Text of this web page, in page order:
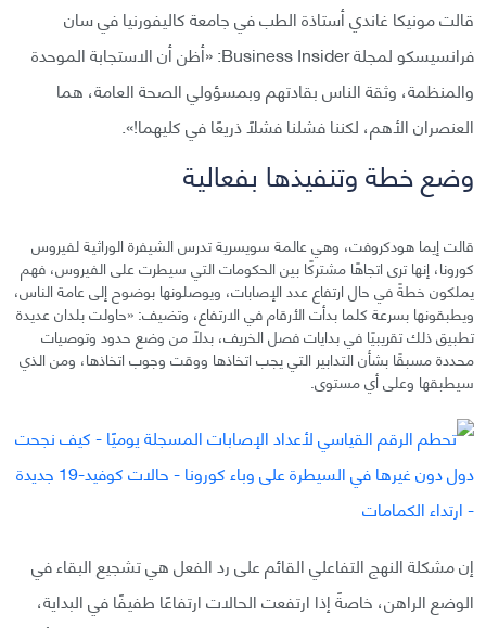
قالت مونيكا غاندي أستاذة الطب في جامعة كاليفورنيا في سان
فرانسيسكو لمجلة Business Insider: «أظن أن الاستجابة الموحدة
والمنظمة، وثقة الناس بقادتهم وبمسؤولي الصحة العامة، هما
العنصران الأهم، لكننا فشلنا فشلًا ذريعًا في كليهما!».
وضع خطة وتنفيذها بفعالية
قالت إيما هودكروفت، وهي عالمة سويسرية تدرس الشيفرة الوراثية لفيروس
كورونا، إنها ترى اتجاهًا مشتركًا بين الحكومات التي سيطرت على الفيروس، فهم
يملكون خطةً في حال ارتفاع عدد الإصابات، ويوصلونها بوضوح إلى عامة الناس،
ويطبقونها بسرعة كلما بدأت الأرقام في الارتفاع، وتضيف: «حاولت بلدان عديدة
تطبيق ذلك تقريبيًا في بدايات فصل الخريف، بدلًا من وضع حدود وتوصيات
محددة مسبقًا بشأن التدابير التي يجب اتخاذها ووقت وجوب اتخاذها، ومن الذي
سيطبقها وعلى أي مستوى.
إن مشكلة النهج التفاعلي القائم على رد الفعل هي تشجيع البقاء في
الوضع الراهن، خاصةً إذا ارتفعت الحالات ارتفاعًا طفيفًا في البداية،